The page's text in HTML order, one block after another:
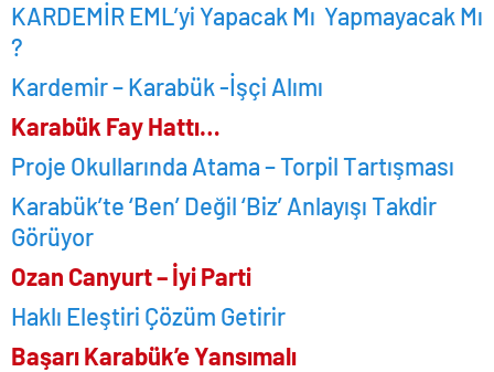
KARDEMİR EML’yi Yapacak Mı Yapmayacak Mı
?
Kardemir – Karabük -İşçi Alımı
Karabük Fay Hattı…
Proje Okullarında Atama – Torpil Tartışması
Karabük’te ‘Ben’ Değil ‘Biz’ Anlayışı Takdir
Görüyor
Ozan Canyurt – İyi Parti
Haklı Eleştiri Çözüm Getirir
Başarı Karabük’e Yansımalı